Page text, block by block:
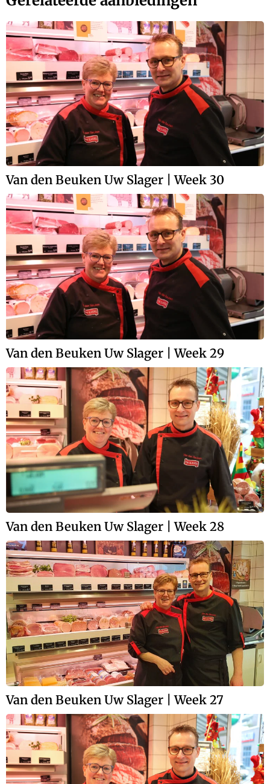
Van den Beuken Uw Slager | Week 30
Van den Beuken Uw Slager | Week 29
Van den Beuken Uw Slager | Week 28
Van den Beuken Uw Slager | Week 27